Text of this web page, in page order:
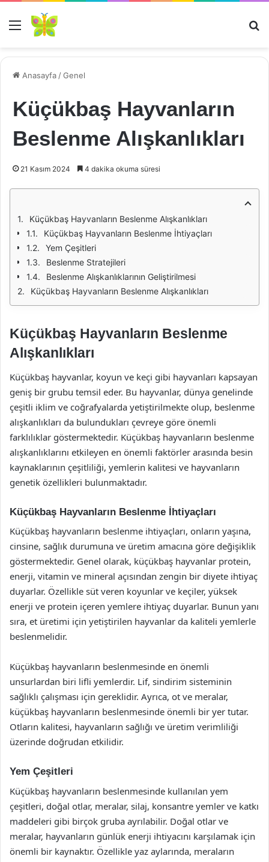
Menü
Anasayfa /Genel
Küçükbaş Hayvanların
Beslenme Alışkanlıkları
21 Kasım 2024 4 dakika okuma süresi
Küçükbaş Hayvanların Beslenme Alışkanlıkları
Küçükbaş Hayvanların Beslenme İhtiyaçları
Yem Çeşitleri
Beslenme Stratejileri
Beslenme Alışkanlıklarının Geliştirilmesi
Küçükbaş Hayvanların Beslenme Alışkanlıkları
Küçükbaş Hayvanların Beslenme
Alışkanlıkları
Küçükbaş hayvanlar, koyun ve keçi gibi hayvanları kapsayan
geniş bir grubu temsil eder. Bu hayvanlar, dünya genelinde
çeşitli iklim ve coğrafyalarda yetiştirilmekte olup, beslenme
alışkanlıkları da bulundukları çevreye göre önemli
farklılıklar göstermektedir. Küçükbaş hayvanların beslenme
alışkanlıklarını etkileyen en önemli faktörler arasında besin
kaynaklarının çeşitliliği, yemlerin kalitesi ve hayvanların
genetik özellikleri bulunmaktadır.
Küçükbaş Hayvanların Beslenme İhtiyaçları
Küçükbaş hayvanların beslenme ihtiyaçları, onların yaşına,
cinsine, sağlık durumuna ve üretim amacına göre değişiklik
göstermektedir. Genel olarak, küçükbaş hayvanlar protein,
enerji, vitamin ve mineral açısından zengin bir diyete ihtiyaç
duyarlar. Özellikle süt veren koyunlar ve keçiler, yüksek
enerji ve protein içeren yemlere ihtiyaç duyarlar. Bunun yanı
sıra, et üretimi için yetiştirilen hayvanlar da kaliteli yemlerle
beslenmelidir.
Küçükbaş hayvanların beslenmesinde en önemli
unsurlardan biri lifli yemlerdir. Lif, sindirim sisteminin
sağlıklı çalışması için gereklidir. Ayrıca, ot ve meralar,
küçükbaş hayvanların beslenmesinde önemli bir yer tutar.
Otların kalitesi, hayvanların sağlığı ve üretim verimliliği
üzerinde doğrudan etkilidir.
Yem Çeşitleri
Küçükbaş hayvanların beslenmesinde kullanılan yem
çeşitleri, doğal otlar, meralar, silaj, konsantre yemler ve katkı
maddeleri gibi birçok gruba ayrılabilir. Doğal otlar ve
meralar, hayvanların günlük enerji ihtiyacını karşılamak için
önemli bir kaynaktır. Özellikle yaz aylarında, meraların